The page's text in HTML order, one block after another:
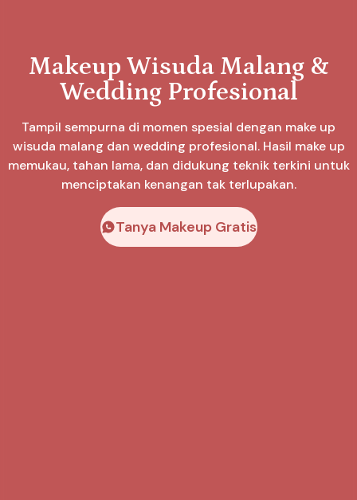
Makeup Wisuda Malang &
Wedding Profesional
Tampil sempurna di momen spesial dengan make up
wisuda malang dan wedding profesional. Hasil make up
memukau, tahan lama, dan didukung teknik terkini untuk
menciptakan kenangan tak terlupakan.
Tanya Makeup Gratis